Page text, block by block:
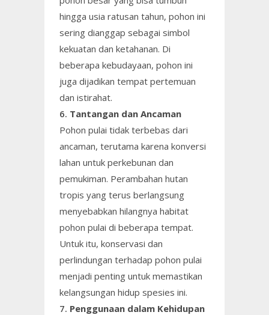
hingga usia ratusan tahun, pohon ini
sering dianggap sebagai simbol
kekuatan dan ketahanan. Di
beberapa kebudayaan, pohon ini
juga dijadikan tempat pertemuan
dan istirahat.
6. Tantangan dan Ancaman
Pohon pulai tidak terbebas dari
ancaman, terutama karena konversi
lahan untuk perkebunan dan
pemukiman. Perambahan hutan
tropis yang terus berlangsung
menyebabkan hilangnya habitat
pohon pulai di beberapa tempat.
Untuk itu, konservasi dan
perlindungan terhadap pohon pulai
menjadi penting untuk memastikan
kelangsungan hidup spesies ini.
7. Penggunaan dalam Kehidupan